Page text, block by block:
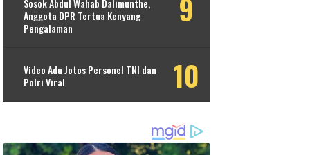
Sosok Abdul Wahab Dalimunthe,
Anggota DPR Tertua Kenyang
Pengalaman
Video Adu Jotos Personel TNI dan
Polri Viral